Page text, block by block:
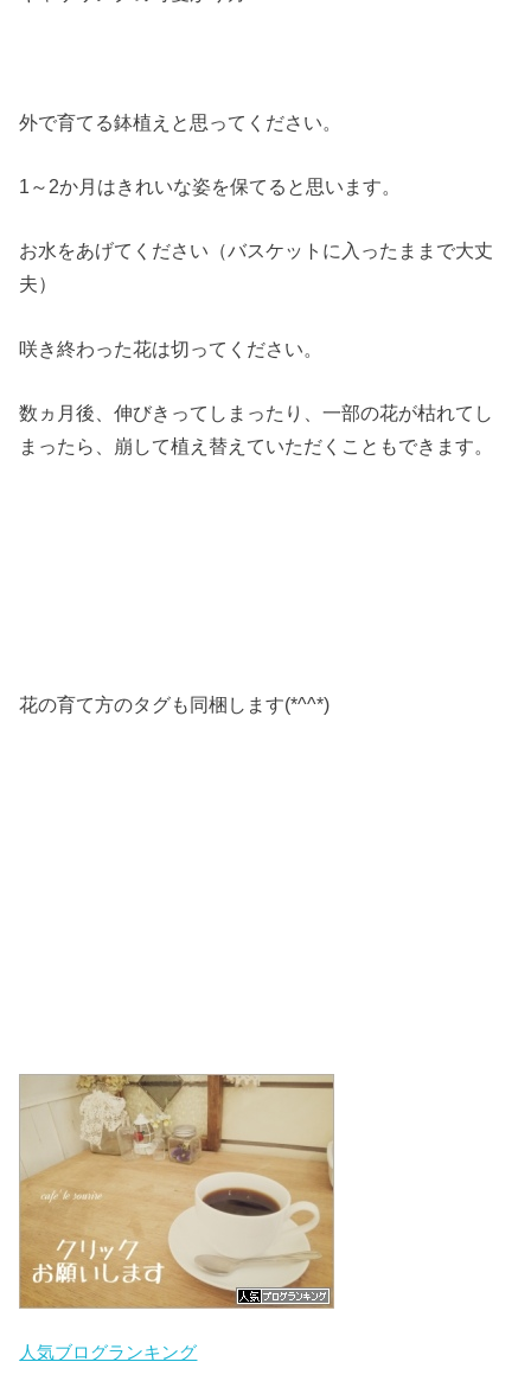
外で育てる鉢植えと思ってください。
1～2か月はきれいな姿を保てると思います。
お水をあげてください（バスケットに入ったままで大丈
夫）
咲き終わった花は切ってください。
数ヵ月後、伸びきってしまったり、一部の花が枯れてし
まったら、崩して植え替えていただくこともできます。
花の育て方のタグも同梱します(*^^*)
人気ブログランキング